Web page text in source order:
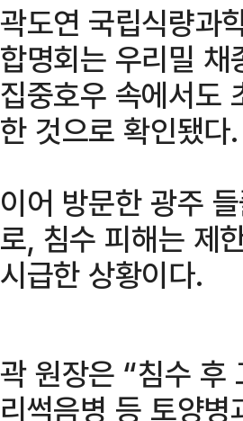
곽도연 국립식량과
합명회는 우리밀 채
집중호우 속에서도
한 것으로 확인됐다.
이어 방문한 광주
로, 침수 피해는 제
시급한 상황이다.
곽 원장은 “침수 후
리썩음병 등 토양